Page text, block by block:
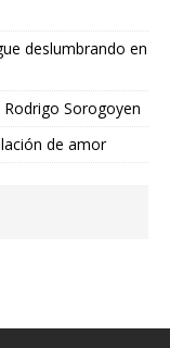
deslumbrando en
Rodrigo Sorogoyen
de amor